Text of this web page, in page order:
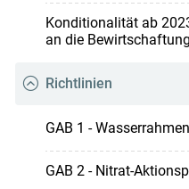
Konditionalität ab
an die Bewirtschaftung
Richtlinien
GAB 1 -
GAB 2 - Nitrat-